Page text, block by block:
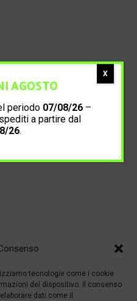
tecnologie come i cookie
del dispositivo. Il consenso
dati come il
AGOSTO
periodo 07/08/26 –
a partire dal
26.
X